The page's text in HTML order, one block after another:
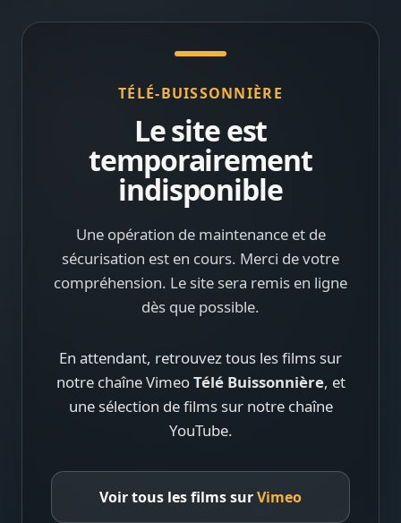
TÉLÉ-BUISSONNIÈRE
Le site est
temporairement
indisponible
Une opération de maintenance et de
sécurisation est en cours. Merci de votre
compréhension. Le site sera remis en ligne
dès que possible.
En attendant, retrouvez tous les films sur
notre chaîne VimeoTélé Buissonnière, et
une sélection de films sur notre chaîne
YouTube.
Voir tous les films surVimeo